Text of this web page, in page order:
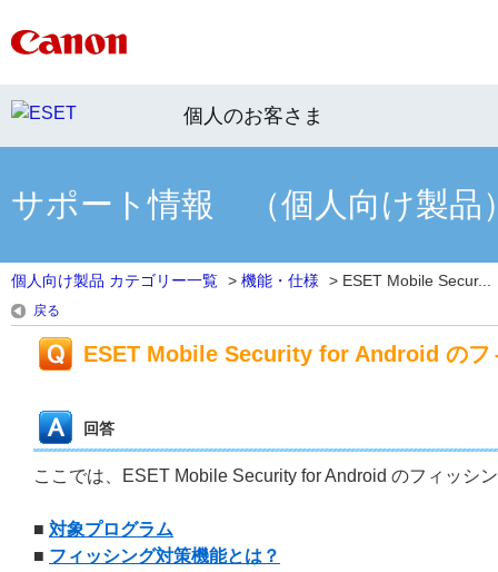
個人のお客さま
サポート情報 （個人向け製品
個人向け製品 カテゴリー一覧 > 機能・仕様 > ESET Mobile Secur...
戻る
ESET Mobile Security for Android のフ
回答
ここでは、ESET Mobile Security for Android のフィッシ
■ 対象プログラム
■ フィッシング対策機能とは？